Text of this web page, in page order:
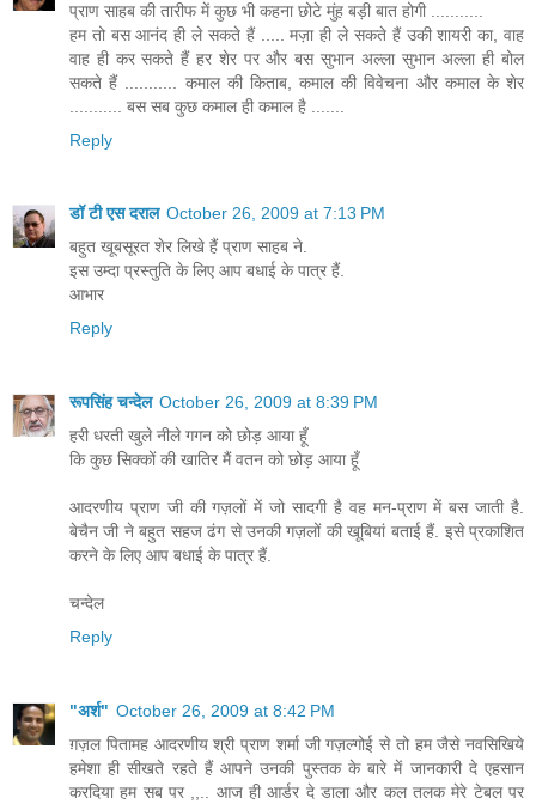
प्राण साहब की तारीफ में कुछ भी कहना छोटे मुंह बड़ी बात होगी ...........
हम तो बस आनंद ही ले सकते हैं ..... मज़ा ही ले सकते हैं उकी शायरी का, वाह
वाह ही कर सकते हैं हर शेर पर और बस सुभान अल्ला सुभान अल्ला ही बोल
सकते हैं ........... कमाल की किताब, कमाल की विवेचना और कमाल के शेर
........... बस सब कुछ कमाल ही कमाल है .......
Reply
डॉ टी एस दराल October 26, 2009 at 7:13 PM
बहुत खूबसूरत शेर लिखे हैं प्राण साहब ने.
इस उम्दा प्रस्तुति के लिए आप बधाई के पात्र हैं.
आभार
Reply
रूपसिंह चन्देल October 26, 2009 at 8:39 PM
हरी धरती खुले नीले गगन को छोड़ आया हूँ
कि कुछ सिक्कों की खातिर मैं वतन को छोड़ आया हूँ
आदरणीय प्राण जी की गज़लों में जो सादगी है वह मन-प्राण में बस जाती है.
बेचैन जी ने बहुत सहज ढंग से उनकी गज़लों की खूबियां बताई हैं. इसे प्रकाशित
करने के लिए आप बधाई के पात्र हैं.
चन्देल
Reply
"अर्श" October 26, 2009 at 8:42 PM
ग़ज़ल पितामह आदरणीय श्री प्राण शर्मा जी गज़ल्गोई से तो हम जैसे नवसिखिये
हमेशा ही सीखते रहते हैं आपने उनकी पुस्तक के बारे में जानकारी दे एहसान
करदिया हम सब पर ,,.. आज ही आर्डर दे डाला और कल तलक मेरे टेबल पर